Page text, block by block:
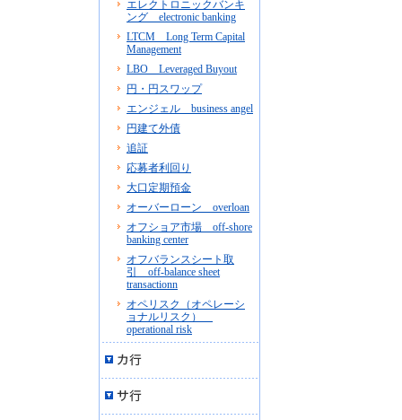
エレクトロニックバンキ
ング electronic banking
LTCM Long Term Capital
Management
LBO Leveraged Buyout
円・円スワップ
エンジェル business angel
円建て外債
追証
応募者利回り
大口定期預金
オーバーローン overloan
オフショア市場 off-shore
banking center
オフバランスシート取
引 off-balance sheet
transactionn
オペリスク（オペレーシ
ョナルリスク）
operational risk